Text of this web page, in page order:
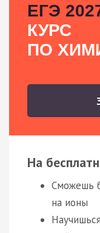
ЕГЭ
КУРС
ПО
На
Сможешь
на ионы